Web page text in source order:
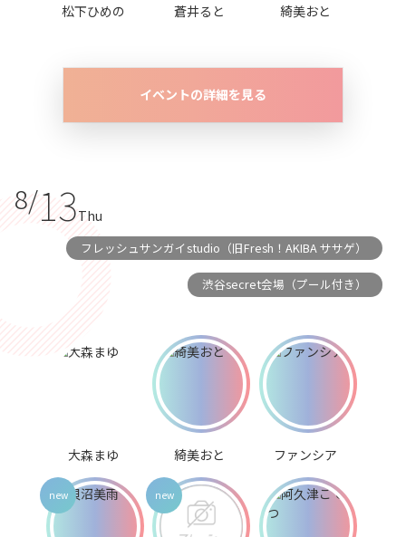
松下ひめの 蒼井ると 綺美おと
イベントの詳細を見る
8/13Thu
フレッシュサンガイstudio（旧Fresh！AKIBA ササゲ）
渋谷secret会場（プール付き）
大森まゆ 綺美おと ファンシア